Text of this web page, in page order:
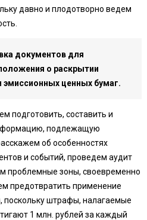
давно и плодотворно ведем
документов для
о раскрытии
ценных бумаг.
подготовить, составить и
подлежащую
об особенностях
и событий, проведем аудит
проблемные зоны, своевременно
предотвратить применение
поскольку штрафы, налагаемые
1 млн. рублей за каждый